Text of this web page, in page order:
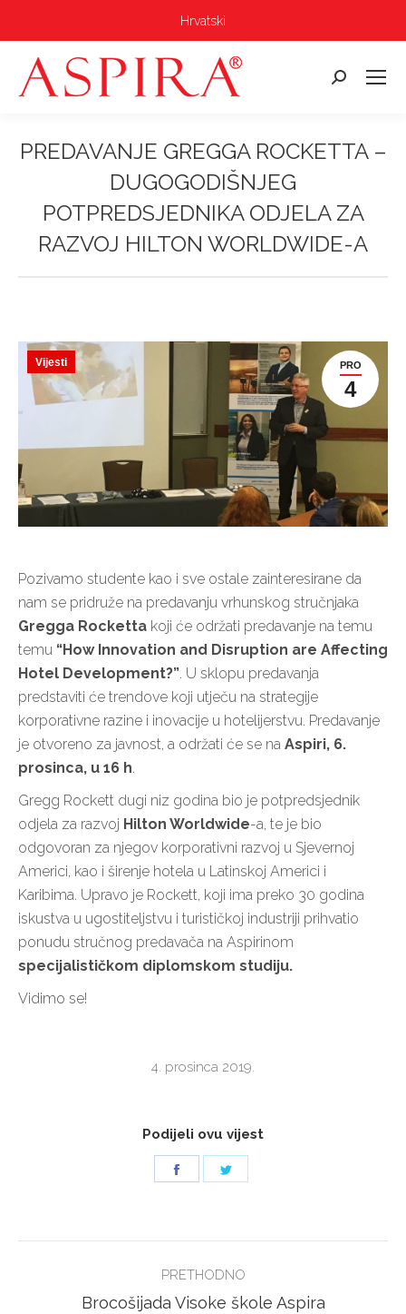
Hrvatski
Pretraga:
PREDAVANJE GREGGA ROCKETTA –
DUGOGODIŠNJEG
POTPREDSJEDNIKA ODJELA ZA
RAZVOJ HILTON WORLDWIDE-A
PRO
4
Vijesti
Pozivamo studente kao i sve ostale zainteresirane da
nam se pridruže na predavanju vrhunskog stručnjaka
Gregga Rocketta koji će održati predavanje na temu
temu “How Innovation and Disruption are Affecting
Hotel Development?”. U sklopu predavanja
predstaviti će trendove koji utječu na strategije
korporativne razine i inovacije u hotelijerstvu. Predavanje
je otvoreno za javnost, a održati će se na Aspiri, 6.
prosinca, u 16 h.
Gregg Rockett dugi niz godina bio je potpredsjednik
odjela za razvoj Hilton Worldwide-a, te je bio
odgovoran za njegov korporativni razvoj u Sjevernoj
Americi, kao i širenje hotela u Latinskoj Americi i
Karibima. Upravo je Rockett, koji ima preko 30 godina
iskustva u ugostiteljstvu i turističkoj industriji prihvatio
ponudu stručnog predavača na Aspirinom
specijalističkom diplomskom studiju.
Vidimo se!
4. prosinca 2019.
Podijeli ovu vijest
NAVIGATION
PRETHODNO
Previous
Brocošijada Visoke škole Aspira